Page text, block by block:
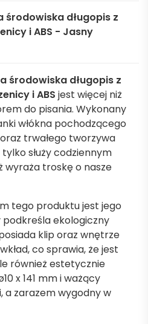
środowiska długopis z
i ABS - Jasny
środowiska długopis z
i ABS jest więcej niż
do pisania. Wykonany
włókna pochodzącego
trwałego tworzywa
tylko służy codziennym
wyraża troskę o nasze
tego produktu jest jego
ekologiczny
klip oraz wnętrze
co sprawia, że jest
również estetycznie
x 141 mm i ważący
a zarazem wygodny w